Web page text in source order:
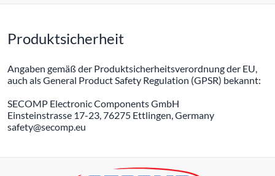
Produktsicherheit
Angaben gemäß der Produktsicherheitsverordnung der EU,
auch als General Product Safety Regulation (GPSR) bekannt:
SECOMP Electronic Components GmbH
Einsteinstrasse 17-23, 76275 Ettlingen, Germany
safety@secomp.eu